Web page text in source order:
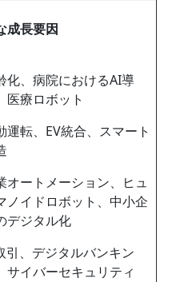
成長要因
化、病院におけるAI導
医療ロボット
運転、EV統合、スマート
オートメーション、ヒュ
ノイドロボット、中小企
デジタル化
引、デジタルバンキン
サイバーセキュリティ